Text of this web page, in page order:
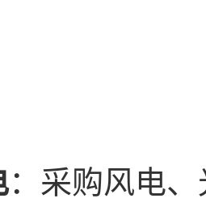
：采购风电